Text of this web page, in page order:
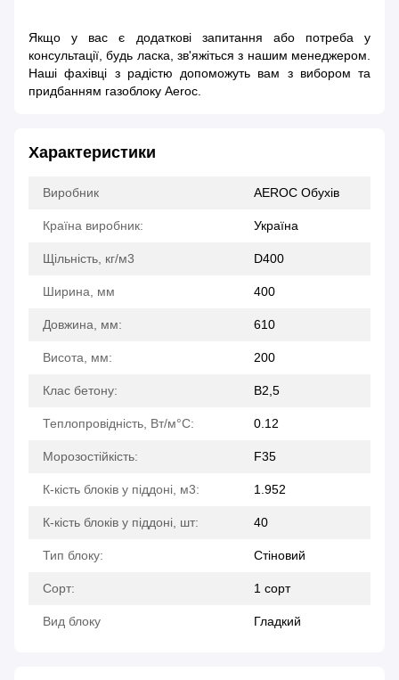
Якщо у вас є додаткові запитання або потреба у
консультації, будь ласка, зв'яжіться з нашим менеджером.
Наші фахівці з радістю допоможуть вам з вибором та
придбанням газоблоку Aeroc.
Характеристики
Виробник AEROC Обухів
Країна виробник: Україна
Щільність, кг/м3 D400
Ширина, мм 400
Довжина, мм: 610
Висота, мм: 200
Клас бетону: B2,5
Теплопровідність, Вт/м°С: 0.12
Морозостійкість: F35
К-кість блоків у піддоні, м3: 1.952
К-кість блоків у піддоні, шт: 40
Тип блоку: Стіновий
Сорт: 1 сорт
Вид блоку Гладкий